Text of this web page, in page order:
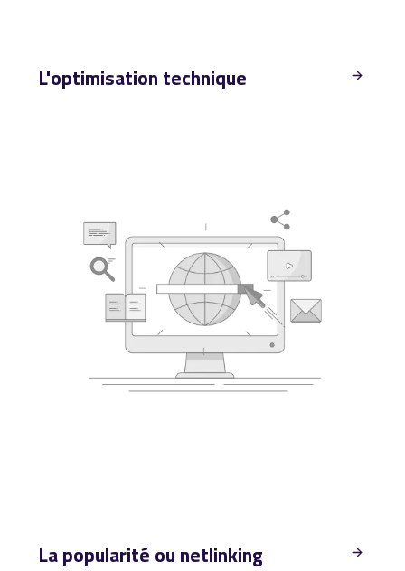
L'optimisation technique
La popularité ou netlinking